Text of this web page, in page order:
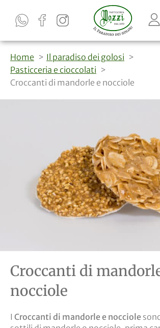
Home
Il paradiso dei golosi
Pasticceria e cioccolati
Croccanti di mandorle e nocciole
Croccanti di
nocciole
I Croccanti di mandorle e nocciole